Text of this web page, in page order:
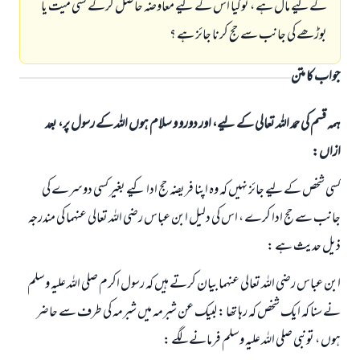
کےلیے مال ہے ، توکیا اس کے لیے معاوضہ حاصل کرکے کسی میت یا
بوڑھے کی جانب سے حج کرنا جائز ہے ؟
جواب کا متن
ہمہ قسم کی حمد اللہ تعالی کے لیے، اور دورو و سلام ہوں اللہ کے رسول پر، بعد
ازاں:
کسی شخص کےلیے جائز نہيں کہ وہ اپنا فریضہ حج ادا کیے بغیر کسی دوسرے کی
جانب سے حج ادا کرے ، اس کی دلیل ابن عباس رضي اللہ تعالی عنہما کی مندرجہ
ذیل حدیث ہے :
ابن عباس رضي اللہ تعالی عنہما بیان کرتے ہیں کہ رسول اکرم صلی اللہ علیہ وسلم
نے سنا کہ ایک شخص کہ رہا تھا : لبیک عن شبرمہ میں شبرمہ کی طرف سے حاضر
ہوں ، تونبی صلی اللہ علیہ وسلم فرمانے لگے :
جواب نمبر 110845 نے نکاح ٹوٹنے سے بچایا۔